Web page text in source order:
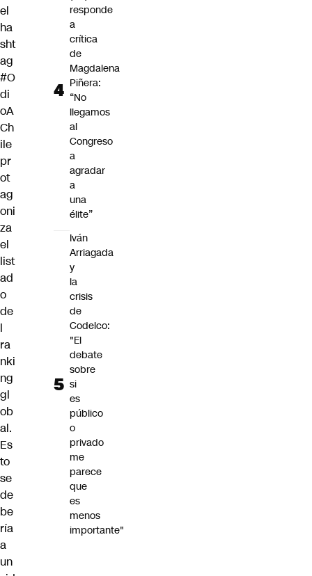
el
ha
sht
ag
#O
di
oA
Ch
ile
pr
ot
ag
oni
za
el
list
ad
o
de
l
ra
nki
ng
gl
ob
al.
Es
to
se
de
be
ría
a
un
responde
a
crítica
de
Magdalena
Piñera:
“No
llegamos
al
Congreso
a
agradar
a
una
élite”
Iván
Arriagada
y
la
crisis
de
Codelco:
"El
debate
sobre
si
es
público
o
privado
me
parece
que
es
menos
importante"